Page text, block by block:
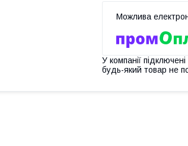
У компанії
будь-який товар не